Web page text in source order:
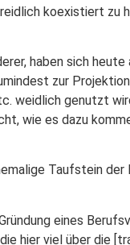
koexistiert zu
haben sich heute
zur
weidlich genutzt
wie es dazu
Taufstein der
eines
hier viel über die